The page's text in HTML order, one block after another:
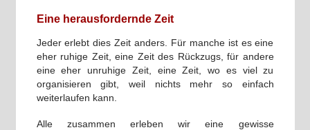
Eine herausfordernde Zeit
Jeder erlebt dies Zeit anders. Für manche ist es eine
eher ruhige Zeit, eine Zeit des Rückzugs, für andere
eine eher unruhige Zeit, eine Zeit, wo es viel zu
organisieren gibt, weil nichts mehr so einfach
weiterlaufen kann.
Alle zusammen erleben wir eine gewisse